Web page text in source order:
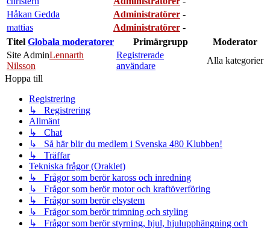
Håkan Gedda
Administratörer -
mattias
Administratörer -
Titel Globala moderatorer Primärgrupp
Moderator
Site AdminLennarth
Nilsson
Registrerade
användare
Alla kategorier
Hoppa till
Registrering
↳ Registrering
Allmänt
↳ Chat
↳ Så här blir du medlem i Svenska 480 Klubben!
↳ Träffar
Tekniska frågor (Oraklet)
↳ Frågor som berör kaross och inredning
↳ Frågor som berör motor och kraftöverföring
↳ Frågor som berör elsystem
↳ Frågor som berör trimning och styling
↳ Frågor som berör styrning, hjul, hjulupphängning och